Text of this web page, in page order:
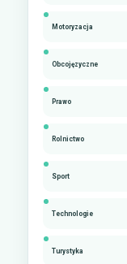
Motoryzacja
Obcojęzyczne
Prawo
Rolnictwo
Sport
Technologie
Turystyka